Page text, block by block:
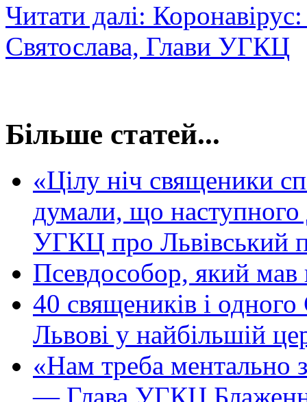
Читати далі:
Святослава, Глави УГКЦ
Більше статей...
«Цілу ніч священики
думали, що наступного
УГКЦ про Львівський
Псевдособор, який мав
40 священиків і
Львові у найбільшій
«Нам треба ментально
— Глава УГКЦ